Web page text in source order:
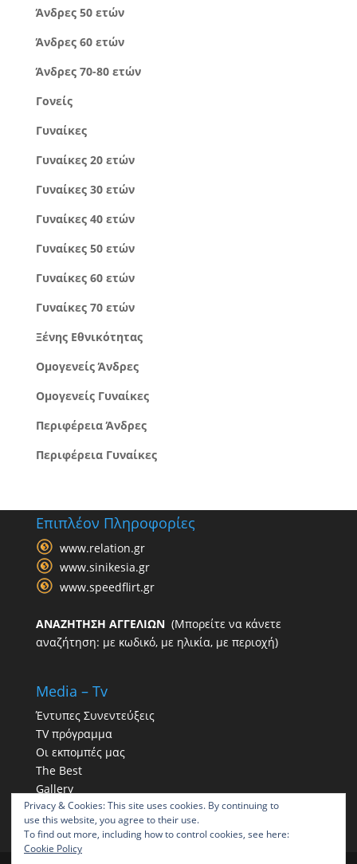
Άνδρες 50 ετών
Άνδρες 60 ετών
Άνδρες 70-80 ετών
Γονείς
Γυναίκες
Γυναίκες 20 ετών
Γυναίκες 30 ετών
Γυναίκες 40 ετών
Γυναίκες 50 ετών
Γυναίκες 60 ετών
Γυναίκες 70 ετών
Ξένης Εθνικότητας
Ομογενείς Άνδρες
Ομογενείς Γυναίκες
Περιφέρεια Άνδρες
Περιφέρεια Γυναίκες
Επιπλέον Πληροφορίες
www.relation.gr
www.sinikesia.gr
www.speedflirt.gr
ΑΝΑΖΗΤΗΣΗ ΑΓΓΕΛΙΩΝ(Μπορείτε να κάνετε
αναζήτηση: με κωδικό, με ηλικία, με περιοχή)
Media – Tv
Έντυπες Συνεντεύξεις
TV πρόγραμμα
Οι εκπομπές μας
The Best
Gallery
Η παρουσία μας στα social
Privacy & Cookies: This site uses cookies. By continuing to
use this website, you agree to their use.
To find out more, including how to control cookies, see here:
Cookie Policy